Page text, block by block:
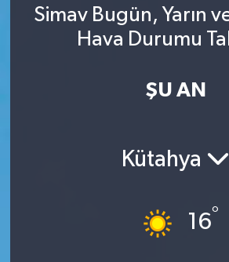
Simav Bugün, Yarın
Hava Durumu
ŞU AN
Kütahya
16°
Spor
Tüm Manşetler